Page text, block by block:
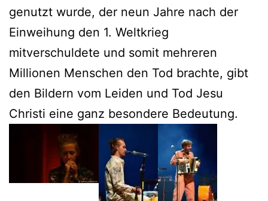
genutzt wurde, der neun Jahre nach der
Einweihung den 1. Weltkrieg
mitverschuldete und somit mehreren
Millionen Menschen den Tod brachte, gibt
den Bildern vom Leiden und Tod Jesu
Christi eine ganz besondere Bedeutung.